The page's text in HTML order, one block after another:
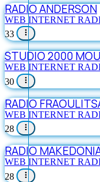
RADIO ANDERSON
WEB INTERNET
33
STUDIO 2000
WEB INTERNET
30
RADIO
WEB INTERNET
28
RADIO
WEB INTERNET
28